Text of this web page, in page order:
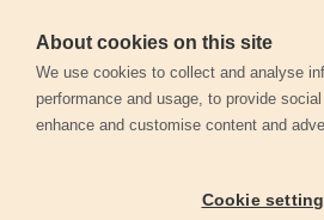
Személyes adatok védelme
Kapcsolat
Garancia regisztráció
About cookies on this site
We use cookies to collect and analyse
performance and usage, to provide
enhance and customise content and
Cookie